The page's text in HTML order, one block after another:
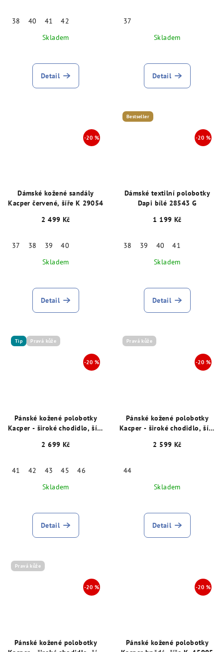
38 40 41
42
Skladem
Detail
37
Skladem
Detail
Dámské kožené sandály
Kacper červené, šíře K 29054
2 499 Kč
37 38 39
40
Skladem
Detail
Bestseller
Dámské textilní polobotky
Dapi bílé 28543 G
1 199 Kč
38 39 40
41
Skladem
Detail
Tip Pravá kůže
Pánské kožené polobotky
Kacper - široké chodidlo, šíře
2 699 Kč
41 42 43 45
46
Skladem
Detail
Pravá kůže
Pánské kožené polobotky
Kacper - široké chodidlo, šíře
2 599 Kč
44
Skladem
Detail
Pravá kůže
Pánské kožené polobotky
Pánské kožené polobotky